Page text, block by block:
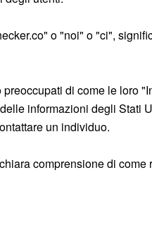
o "noi" o "ci",
di come le loro
informazioni degli Stati
un individuo.
comprensione di